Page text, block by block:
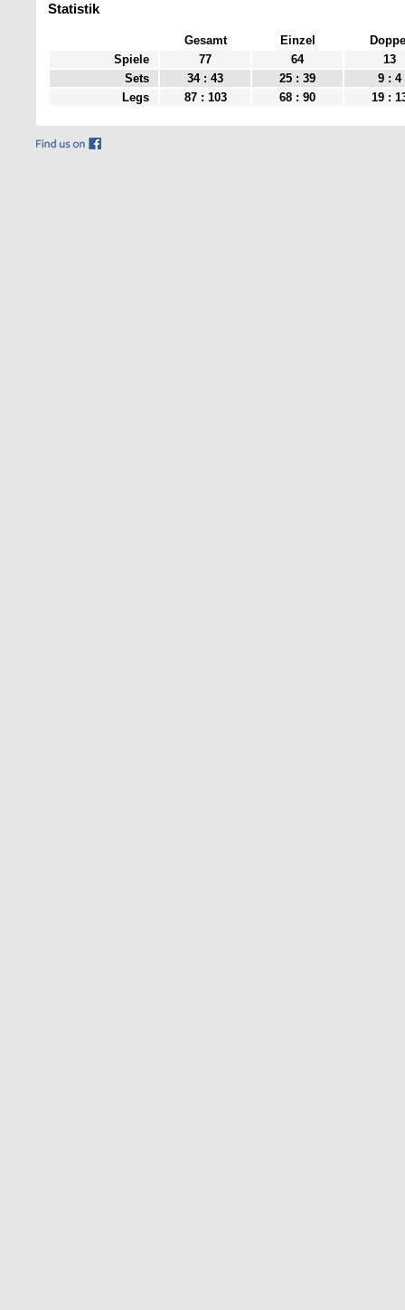
Statistik
Gesamt Einzel
Spiele
77 64
13
Sets
34 : 43 25 : 39
9 : 4
Legs
87 : 103 68 : 90 19 :